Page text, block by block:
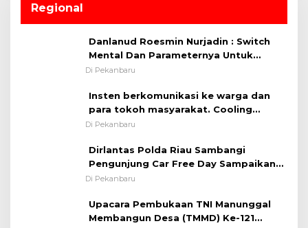
Regional
Danlanud Roesmin Nurjadin : Switch
Mental Dan Parameternya Untuk
Melaksanakan ✈
Di Pekanbaru
Insten berkomunikasi ke warga dan
para tokoh masyarakat. Cooling
System OMP LK ²024 Polsek Rumbai,
Pentingnya Memelihara dan Menjaga
Situasi Kondusif
Di Pekanbaru
Dirlantas Polda Riau Sambangi
Pengunjung Car Free Day Sampaikan
Pesan Edukasi Kamtibmas &
Di Pekanbaru
Upacara Pembukaan TNI Manunggal
Membangun Desa (TMMD) Ke-121